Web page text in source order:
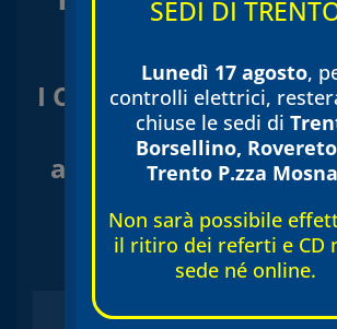
per la tua
I Centri Diagnostici
avvalgono di
altissima tecnologia
eseguire una
eccellenza sul
SEDI DI
Lunedì 17 agosto,
controlli elettrici,
chiuse le sedi di
Borsellino,
Trento P.zza
Non sarà possibile
il ritiro dei referti e CD
sede né online.